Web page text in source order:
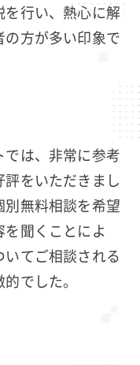
を行い、熱心に解
方が多い印象で
は、非常に参考
をいただきまし
無料相談を希望
聞くことによ
てご相談される
でした。